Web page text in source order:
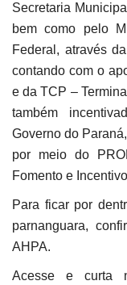
Secretaria
bem como pelo
Federal, através
contando com o
e da TCP –
também
Governo do
por meio do
Fomento e
Para ficar por
parnanguara,
AHPA.
Acesse e curta